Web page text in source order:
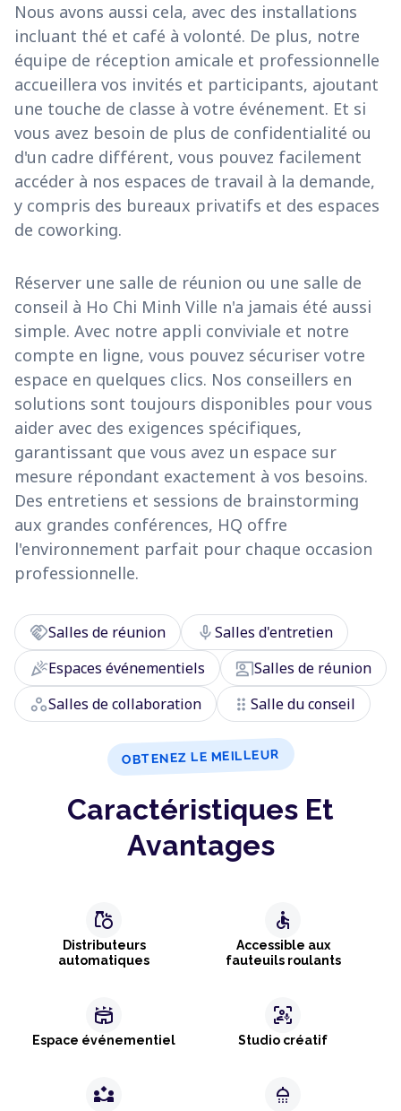
Nous avons aussi cela, avec des installations
incluant thé et café à volonté. De plus, notre
équipe de réception amicale et professionnelle
accueillera vos invités et participants, ajoutant
une touche de classe à votre événement. Et si
vous avez besoin de plus de confidentialité ou
d'un cadre différent, vous pouvez facilement
accéder à nos espaces de travail à la demande,
y compris des bureaux privatifs et des espaces
de coworking.
Réserver une salle de réunion ou une salle de
conseil à Ho Chi Minh Ville n'a jamais été aussi
simple. Avec notre appli conviviale et notre
compte en ligne, vous pouvez sécuriser votre
espace en quelques clics. Nos conseillers en
solutions sont toujours disponibles pour vous
aider avec des exigences spécifiques,
garantissant que vous avez un espace sur
mesure répondant exactement à vos besoins.
Des entretiens et sessions de brainstorming
aux grandes conférences, HQ offre
l'environnement parfait pour chaque occasion
professionnelle.
handshakeSalles de réunion micSalles d'entretien
celebrationEspaces événementiels co_presentSalles de réunion
workspacesSalles de collaboration drag_indicator Salle du conseil
OBTENEZ LE MEILLEUR
Caractéristiques Et
Avantages
grocery
Distributeurs
automatiques
accessible
Accessible aux
fauteuils roulants
stadium
Espace événementiel
frame_person_mic
Studio créatif
partner_exchange shower